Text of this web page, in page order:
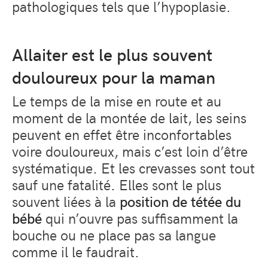
pathologiques tels que l’hypoplasie.
Allaiter est le plus souvent
douloureux pour la maman
Le temps de la mise en route et au
moment de la montée de lait, les seins
peuvent en effet être inconfortables
voire douloureux, mais c’est loin d’être
systématique. Et les crevasses sont tout
sauf une fatalité. Elles sont le plus
souvent liées à la position de tétée du
bébé qui n’ouvre pas suffisamment la
bouche ou ne place pas sa langue
comme il le faudrait.